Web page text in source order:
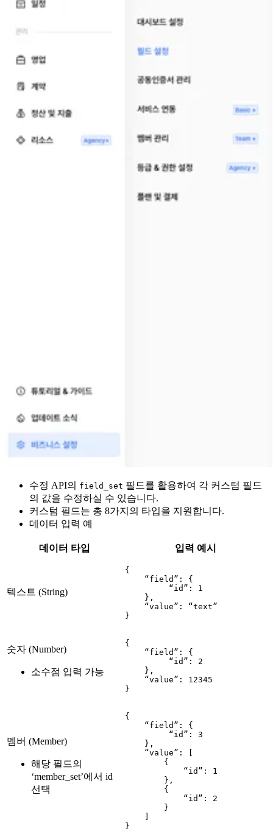
수정 API의 field_set 필드를 활용하여 각 커스텀 필드
의 값을 수정하실 수 있습니다.
커스텀 필드는 총 8가지의 타입을 지원합니다.
데이터 입력 예
데이터 타입 입력 예시
텍스트 (String)
{
“field”: {
“id”: 1
},
“value”: “text”
}
숫자 (Number)
소수점 입력 가능
{
“field”: {
“id”: 2
},
“value”: 12345
}
멤버 (Member)
해당 필드의
‘member_set’에서 id
선택
{
“field”: {
“id”: 3
},
“value”: [
{
“id”: 1
},
{
“id”: 2
}
}